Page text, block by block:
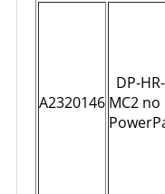
A2320146
DP-
MC2 no